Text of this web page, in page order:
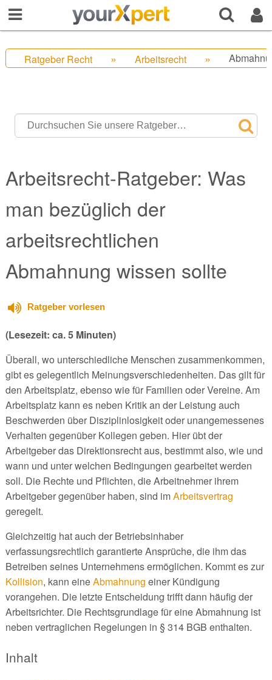
Ratgeber Recht Arbeitsrecht
Arbeitsrecht-Ratgeber: Was
man bezüglich der
arbeitsrechtlichen
Abmahnung wissen sollte
Ratgeber vorlesen
(Lesezeit: ca. 5 Minuten)
Überall, wo unterschiedliche Menschen zusammenkommen,
gibt es gelegentlich Meinungsverschiedenheiten. Das gilt für
den Arbeitsplatz, ebenso wie für Familien oder Vereine. Am
Arbeitsplatz kann es neben Kritik an der Leistung auch
Beschwerden über Disziplinlosigkeit oder unangemessenes
Verhalten gegenüber Kollegen geben. Hier übt der
Arbeitgeber das Direktionsrecht aus, bestimmt also, wie und
wann und unter welchen Bedingungen gearbeitet werden
soll. Die Rechte und Pflichten, die Arbeitnehmer ihrem
Arbeitgeber gegenüber haben, sind imArbeitsvertrag
geregelt.
Gleichzeitig hat auch der Betriebsinhaber
verfassungsrechtlich garantierte Ansprüche, die ihm das
Betreiben seines Unternehmens ermöglichen. Kommt es zur
Kollision, kann eineAbmahnung einer Kündigung
vorangehen. Die letzte Entscheidung trifft dann häufig der
Arbeitsrichter. Die Rechtsgrundlage für eine Abmahnung ist
neben vertraglichen Regelungen in § 314 BGB enthalten.
Inhalt